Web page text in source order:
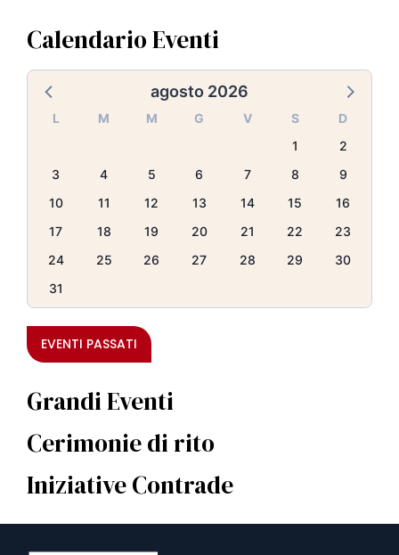
Calendario Eventi
agosto 2026
L M M G V S
D
1
2
3
4 5 6 7 8
9
10
11 12 13 14 15
16
17
18 19 20 21 22
23
24
25 26 27 28 29
30
31
EVENTI PASSATI
Grandi Eventi
Cerimonie di rito
Iniziative Contrade